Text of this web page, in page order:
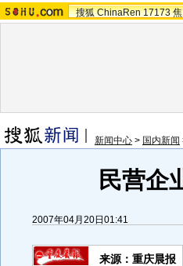
搜狐 ChinaRen 17173
新闻中心 > 国内新闻
民营企
2007年04月20日01:41
来源：重庆晨报